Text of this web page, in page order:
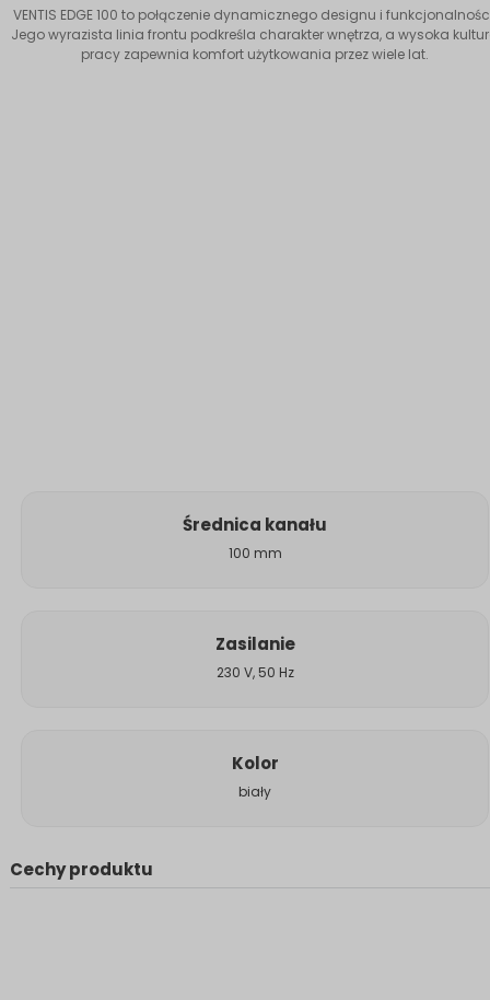
VENTIS EDGE 100 to połączenie dynamicznego designu i
Jego wyrazista linia frontu podkreśla charakter wnętrza, a wysoka
pracy zapewnia komfort użytkowania przez wiele lat.
Średnica kanału
100 mm
Zasilanie
230 V, 50 Hz
Kolor
biały
Cechy produktu